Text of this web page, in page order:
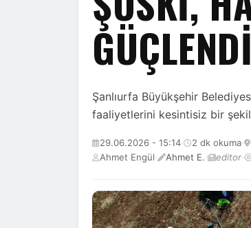
Şanlıurfa Büyükşehir
faaliyetlerini kesintisiz bir
29.06.2026 - 15:14· 2 dk okuma·
Ahmet Engül· Ahmet E.· editor·